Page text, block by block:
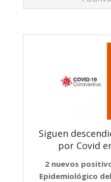
Siguen
por Covid
2 nuevos
Epidemiológico